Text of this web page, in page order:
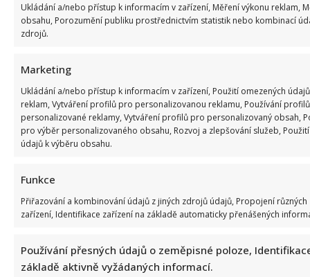
Ukládání a/nebo přístup k informacím v zařízení, Měření výkonu reklam,
obsahu, Porozumění publiku prostřednictvím statistik nebo kombinací
zdrojů.
Marketing
Ukládání a/nebo přístup k informacím v zařízení, Použití omezených
reklam, Vytváření profilů pro personalizovanou reklamu, Používání
personalizované reklamy, Vytváření profilů pro personalizovaný obsah,
pro výběr personalizovaného obsahu, Rozvoj a zlepšování služeb,
údajů k výběru obsahu.
Funkce
Přiřazování a kombinování údajů z jiných zdrojů údajů, Propojení různých
zařízení, Identifikace zařízení na základě automaticky přenášených
Používání přesných údajů o zeměpisné poloze,
základě aktivně vyžádaných informací.
Uložit do prohlížeče jméno, e-mail a webovou
stránku pro budoucí komentáře.
SOUVISEJÍCÍ ČLÁNKY